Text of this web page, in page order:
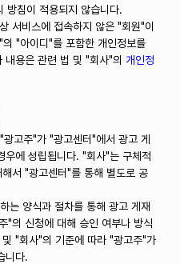
방침이 적용되지 않습니다.
서비스에 접속하지 않은 "회원"이
"아이디"를 포함한 개인정보를
내용은 관련 법 및 "회사"의 개인정
고주"가 "광고센터"에서 광고 게
우에 성립됩니다. "회사"는 구체적
서 "광고센터"를 통해 별도로 공
는 양식과 절차를 통해 광고 게재
"의 신청에 대해 승인 여부나 방식
"회사"의 기준에 따라 "광고주"가
니다.